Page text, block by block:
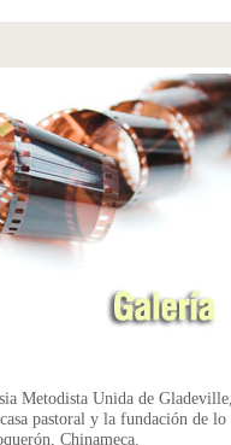
Metodista Unida de
pastoral y la fundación de
Chinameca.